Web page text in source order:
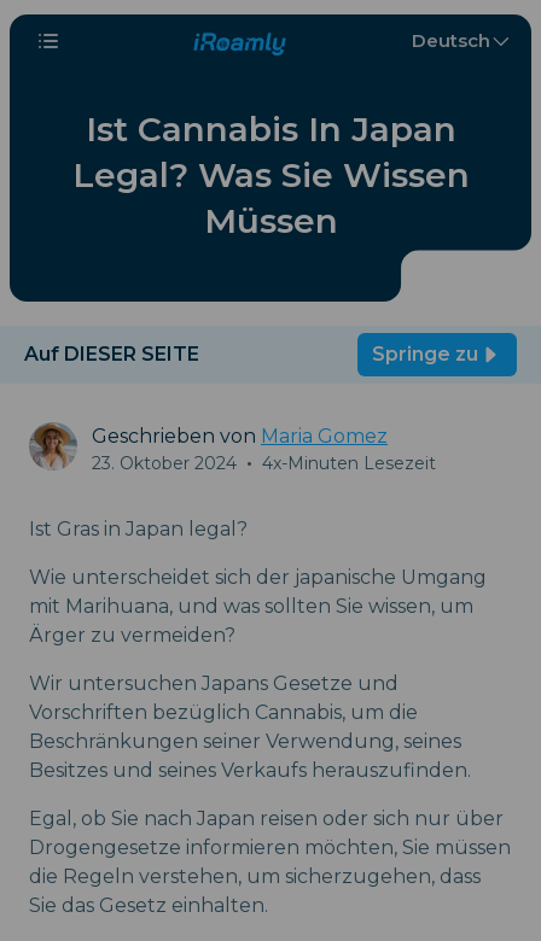
Deutsch
Ist Cannabis In Japan
Legal? Was Sie Wissen
Müssen
Auf DIESER SEITE Springe zu
Geschrieben von Maria Gomez
23. Oktober 2024 • 4x-Minuten Lesezeit
Ist Gras in Japan legal?
Wie unterscheidet sich der japanische Umgang
mit Marihuana, und was sollten Sie wissen, um
Ärger zu vermeiden?
Wir untersuchen Japans Gesetze und
Vorschriften bezüglich Cannabis, um die
Beschränkungen seiner Verwendung, seines
Besitzes und seines Verkaufs herauszufinden.
Egal, ob Sie nach Japan reisen oder sich nur über
Drogengesetze informieren möchten, Sie müssen
die Regeln verstehen, um sicherzugehen, dass
Sie das Gesetz einhalten.